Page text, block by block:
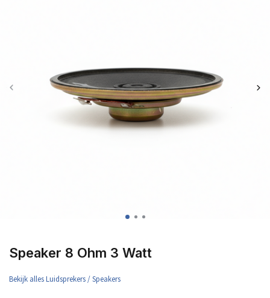
Speaker 8 Ohm 3 Watt
Bekijk alles Luidsprekers / Speakers